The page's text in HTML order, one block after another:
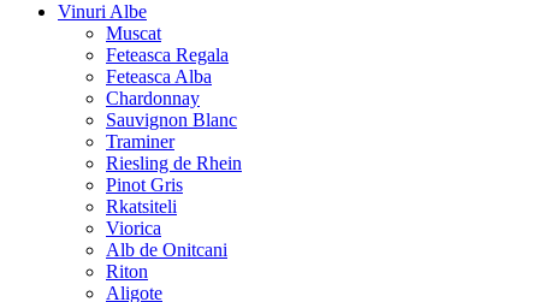
Vinuri Albe
Muscat
Feteasca Regala
Feteasca Alba
Chardonnay
Sauvignon Blanc
Traminer
Riesling de Rhein
Pinot Gris
Rkatsiteli
Viorica
Alb de Onitcani
Riton
Aligote